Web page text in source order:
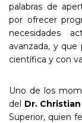
palabras de
por ofrecer
necesidades
avanzada, y
científica y con
Uno de los
del Dr.
Superior, quien